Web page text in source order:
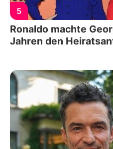
5
Ronaldo machte
Jahren den